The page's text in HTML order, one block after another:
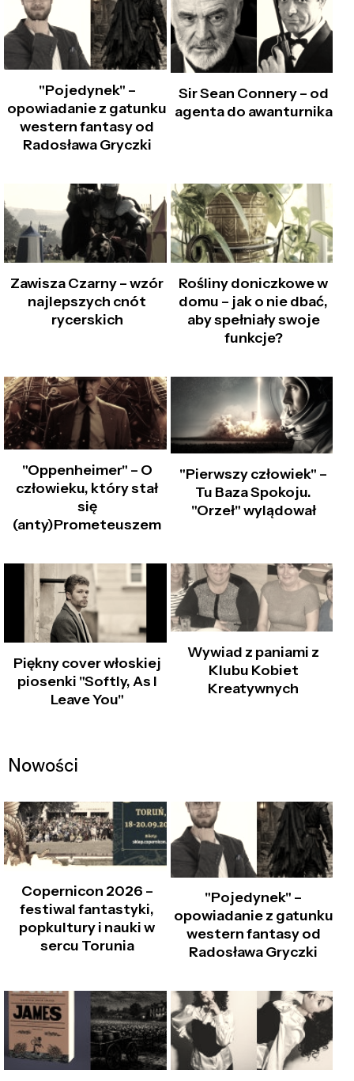
"Pojedynek" –
opowiadanie z gatunku
western fantasy od
Radosława Gryczki
Sir Sean Connery – od
agenta do awanturnika
Zawisza Czarny – wzór
najlepszych cnót
rycerskich
Rośliny doniczkowe w
domu – jak o nie dbać,
aby spełniały swoje
funkcje?
"Oppenheimer" – O
człowieku, który stał
się
(anty)Prometeuszem
"Pierwszy człowiek" –
Tu Baza Spokoju.
"Orzeł" wylądował
Piękny cover włoskiej
piosenki "Softly, As I
Leave You"
Wywiad z paniami z
Klubu Kobiet
Kreatywnych
Nowości
Copernicon 2026 –
festiwal fantastyki,
popkultury i nauki w
sercu Torunia
"Pojedynek" –
opowiadanie z gatunku
western fantasy od
Radosława Gryczki